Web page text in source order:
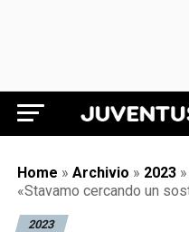
Home » Archivio » 2023 »
«Stavamo cercando un
2023